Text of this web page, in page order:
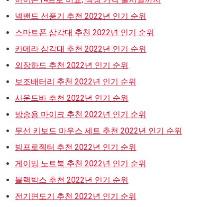
넥밴드 선풍기 추천 2022년 인기 순위
스마트폰 삼각대 추천 2022년 인기 순위
카메라 삼각대 추천 2022년 인기 순위
외장하드 추천 2022년 인기 순위
보조배터리 추천 2022년 인기 순위
사운드바 추천 2022년 인기 순위
방송용 마이크 추천 2022년 인기 순위
무선 키보드 마우스 세트 추천 2022년 인기 순위
빔프로젝터 추천 2022년 인기 순위
게이밍 노트북 추천 2022년 인기 순위
블랙박스 추천 2022년 인기 순위
전기면도기 추천 2022년 인기 순위